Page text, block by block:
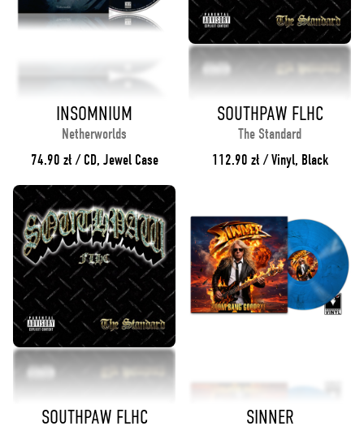
INSOMNIUM
Netherworlds
74.90 zł / CD, Jewel Case
SOUTHPAW FLHC
The Standard
112.90 zł / Vinyl, Black
SOUTHPAW FLHC SINNER